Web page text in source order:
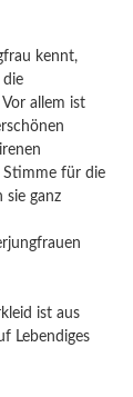
kennt,
die
allem ist
Stimme für die
sie ganz
ist aus
Lebendiges